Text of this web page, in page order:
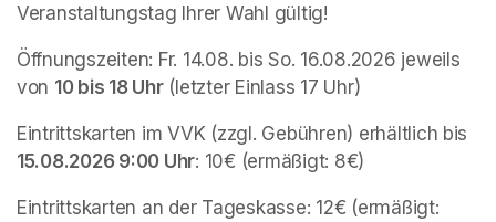
Veranstaltungstag Ihrer Wahl gültig!
Öffnungszeiten: Fr. 14.08. bis So. 16.08.2026 jeweils
von 10 bis 18 Uhr (letzter Einlass 17 Uhr)
15.08.2026 9:00 Uhr: 10€ (ermäßigt: 8€)
Eintrittskarten an der Tageskasse: 12€ (ermäßigt: